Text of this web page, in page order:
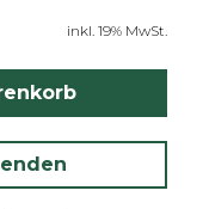
inkl. 19% MwSt.